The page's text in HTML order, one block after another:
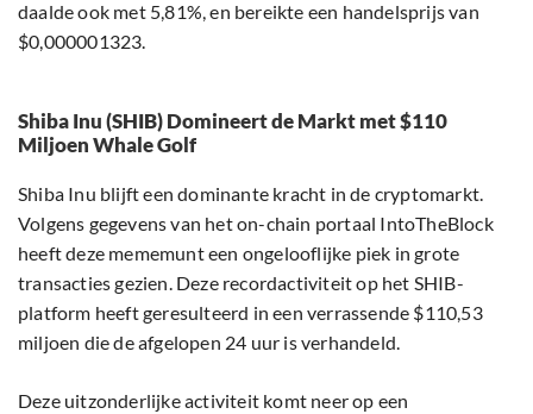
daalde ook met 5,81%, en bereikte een handelsprijs van
$0,000001323.
Shiba Inu (SHIB) Domineert de Markt met $110
Miljoen Whale Golf
Shiba Inu blijft een dominante kracht in de cryptomarkt.
Volgens gegevens van het on-chain portaal IntoTheBlock
heeft deze mememunt een ongelooflijke piek in grote
transacties gezien. Deze recordactiviteit op het SHIB-
platform heeft geresulteerd in een verrassende $110,53
miljoen die de afgelopen 24 uur is verhandeld.
Deze uitzonderlijke activiteit komt neer op een